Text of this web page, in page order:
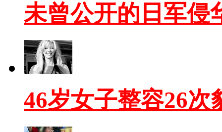
未曾公开的日军侵
46岁女子整容26次